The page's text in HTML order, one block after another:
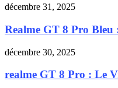
décembre 31, 2025
Realme GT 8 Pro Bleu
décembre 30, 2025
realme GT 8 Pro : Le